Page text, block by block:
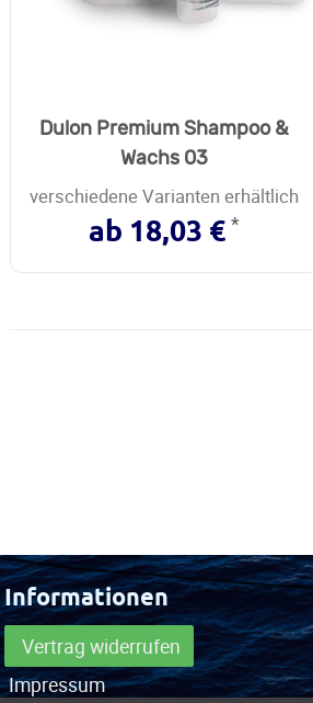
Dulon Premium Shampoo &
Wachs 03
verschiedene Varianten erhältlich
ab 18,03 € *
Informationen
Vertrag widerrufen
Impressum